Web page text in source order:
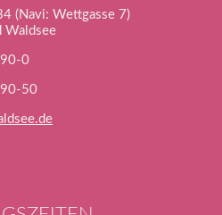
(Navi: Wettgasse 7)
Waldsee
0
50